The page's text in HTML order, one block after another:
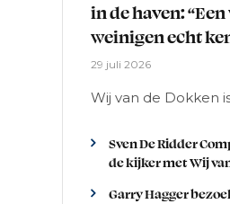
in de haven:
weinigen echt
29 juli 2026
Wij van de Dokken
Sven De Ridder
de kijker met Wij
Garry Hagger